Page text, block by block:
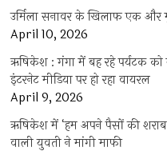
उर्मिला सनावर के खिलाफ एक और
April 10, 2026
ऋषिकेश : गंगा में बह रहे पर्यटक को
इंटरनेट मीडिया पर हो रहा वायरल
April 9, 2026
ऋषिकेश में ‘हम अपने पैसों की
वाली युवती ने मांगी माफी